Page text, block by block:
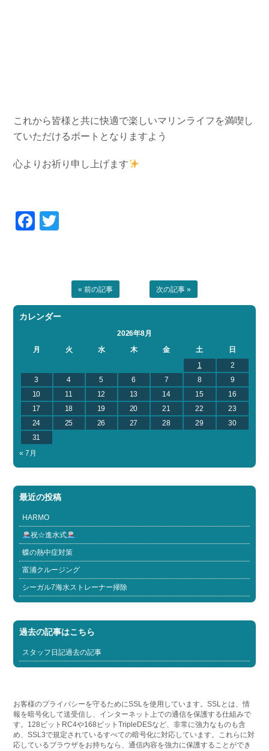
これから皆様と共に快適で楽しいマリンライフを満喫し
ていただけるボートとなりますよう
心よりお祈り申し上げます
Facebook
« 前の記事 次の記事 »
カレンダー
2026年8月
月
火 水 木 金 土
日
1
2
3
4 5 6 7 8
9
10
11 12 13 14 15
16
17
18 19 20 21 22
23
24
25 26 27 28 29
30
31
« 7月
最近の投稿
HARMO
祝☆進水式
蝶の熱中症対策
富浦クルージング
シーガル7海水ストレーナー掃除
過去の記事はこちら
スタッフ日記過去の記事
お客様のプライバシーを守るためにSSLを使用しています。SSLとは、情
報を暗号化して送受信し、インターネット上での通信を保護する仕組みで
す。128ビットRC4や168ビットTripleDESなど、非常に強力なものも含
め、SSL3で規定されているすべての暗号化に対応しています。これらに対
応しているブラウザをお持ちなら、通信内容を強力に保護することができ